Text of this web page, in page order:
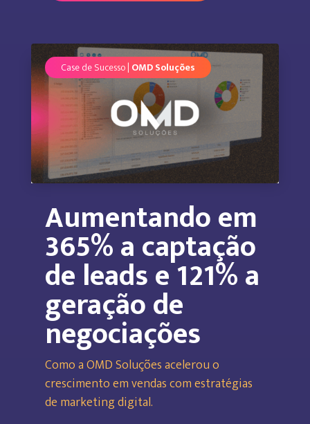
Case de Sucesso | OMD Soluções
Aumentando em
365% a captação
de leads e 121% a
geração de
negociações
Como a OMD Soluções acelerou o
crescimento em vendas com estratégias
de marketing digital.